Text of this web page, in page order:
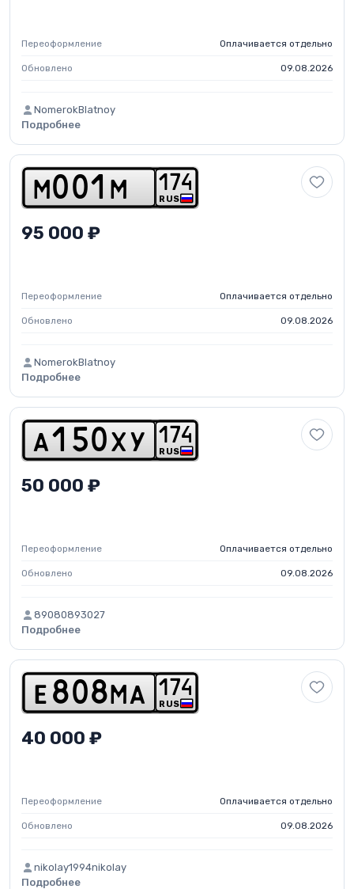
Переоформление Оплачивается отдельно
Обновлено 09.08.2026
NomerokBlatnoy
Подробнее
m 0 01 m RUS
1 74
95 000 ₽
Переоформление Оплачивается отдельно
Обновлено 09.08.2026
NomerokBlatnoy
Подробнее
a 1 5 0 x y RUS
1 74
50 000 ₽
Переоформление Оплачивается отдельно
Обновлено 09.08.2026
89080893027
Подробнее
e 8 0 8 m a RUS
1 74
40 000 ₽
Переоформление Оплачивается отдельно
Обновлено 09.08.2026
nikolay1994nikolay
Подробнее